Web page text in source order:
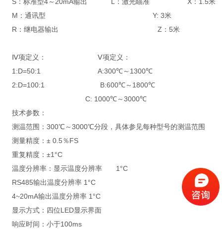
S：标准型4～20mA输出 L：激光瞄准 X：1.5米
M：通讯型 Y: 3米
R：继电器输出 Z：5米
Ⅳ项定义： Ⅴ项定义：
1:D=50:1 A:300℃～1300℃
2:D=100:1 B:600℃～1800℃
C: 1000℃～3000℃
技术参数：
测温范围：300℃～3000℃分段，具体参见每种型号的测温范围
测量精度：± 0.5％FS
重复精度：±1°C
温度分辨率：显示温度分辨率 1°C
RS485输出温度分辨率 1°C
4~20mA输出温度分辨率 1°C
显示方式：四位LED显示界面
响应时间：小于100ms